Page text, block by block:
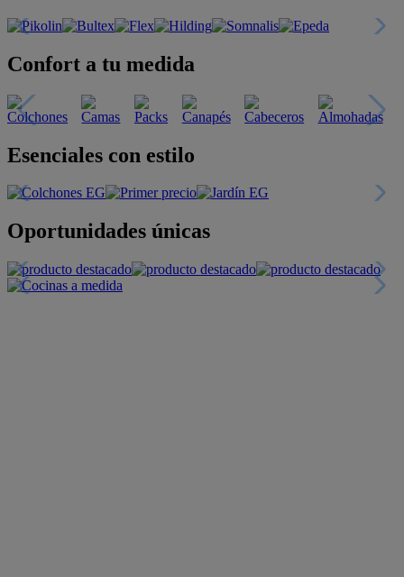
Confort a tu medida
Esenciales con estilo
Oportunidades únicas